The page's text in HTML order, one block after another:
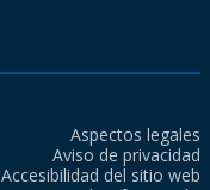
Aspectos legales
Aviso de privacidad
Accesibilidad del sitio web